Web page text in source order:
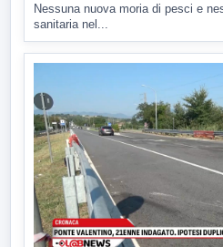
Nessuna nuova moria di pesci e
sanitaria nel...